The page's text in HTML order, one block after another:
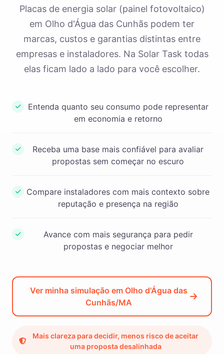
Placas de energia solar (painel fotovoltaico)
em Olho d'Água das Cunhãs podem ter
marcas, custos e garantias distintas entre
empresas e instaladores. Na Solar Task todas
elas ficam lado a lado para você escolher.
Entenda quanto seu consumo pode representar
em economia e retorno
Receba uma base mais confiável para avaliar
propostas sem começar no escuro
Compare instaladores com mais contexto sobre
reputação e presença na região
Avance com mais segurança para pedir
propostas e negociar melhor
Ver minha simulação em Olho d'Água das
Cunhãs/MA
Mais clareza para decidir, menos risco de aceitar
uma proposta desalinhada